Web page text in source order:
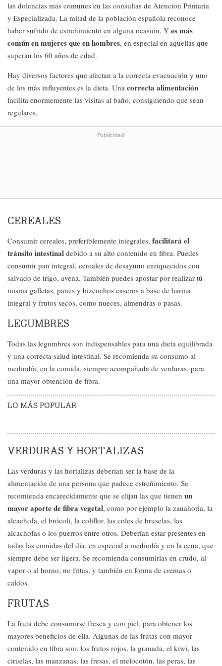
las dolencias más comunes en las consultas de Atención Primaria
y Especializada. La mitad de la población española reconoce
haber sufrido de estreñimiento en alguna ocasión. Y es más
común en mujeres que en hombres, en especial en aquellas que
superan los 60 años de edad.
Hay diversos factores que afectan a la correcta evacuación y uno
de los más influyentes es la dieta. Una correcta alimentación
facilita enormemente las visitas al baño, consiguiendo que sean
regulares.
Publicidad
CEREALES
Consumir cereales, preferiblemente integrales, facilitará el
tránsito intestinal debido a su alto contenido en fibra. Puedes
consumir pan integral, cereales de desayuno enriquecidos con
salvado de trigo, avena. También puedes apostar por realizar tú
misma galletas, panes y bizcochos caseros a base de harina
integral y frutos secos, como nueces, almendras o pasas.
LEGUMBRES
Todas las legumbres son indispensables para una dieta equilibrada
y una correcta salud intestinal. Se recomienda su consumo al
mediodía, en la comida, siempre acompañada de verduras, para
una mayor obtención de fibra.
LO MÁS POPULAR
VERDURAS Y HORTALIZAS
Las verduras y las hortalizas deberían ser la base de la
alimentación de una persona que padece estreñimiento. Se
recomienda encarecidamente que se elijan las que tienen un
mayor aporte de fibra vegetal, como por ejemplo la zanahoria, la
alcachofa, el brócoli, la coliflor, las coles de bruselas, las
alcachofas o los puerros entre otros. Deberían estar presentes en
todas las comidas del día, en especial a mediodía y en la cena, que
siempre debe ser ligera. Se recomienda consumirlas en crudo, al
vapor o al horno, no fritas, y también en forma de cremas o
caldos.
FRUTAS
La fruta debe consumirse fresca y con piel, para obtener los
mayores beneficios de ella. Algunas de las frutas con mayor
contenido en fibra son: los frutos rojos, la granada, el kiwi, las
ciruelas, las manzanas, las fresas, el melocotón, las peras, las